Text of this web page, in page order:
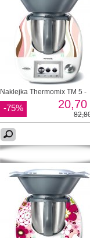
Naklejka Thermomix TM 5 -
-75% 20,70